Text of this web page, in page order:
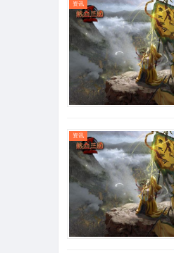
资讯
资讯